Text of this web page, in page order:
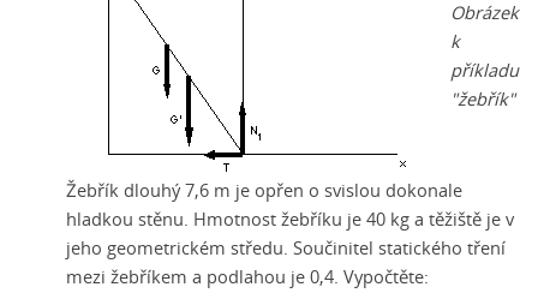
Obrázek
k
příkladu
"žebřík"
Žebřík dlouhý 7,6 m je opřen o svislou dokonale
hladkou stěnu. Hmotnost žebříku je 40 kg a těžiště je v
jeho geometrickém středu. Součinitel statického tření
mezi žebříkem a podlahou je 0,4. Vypočtěte: